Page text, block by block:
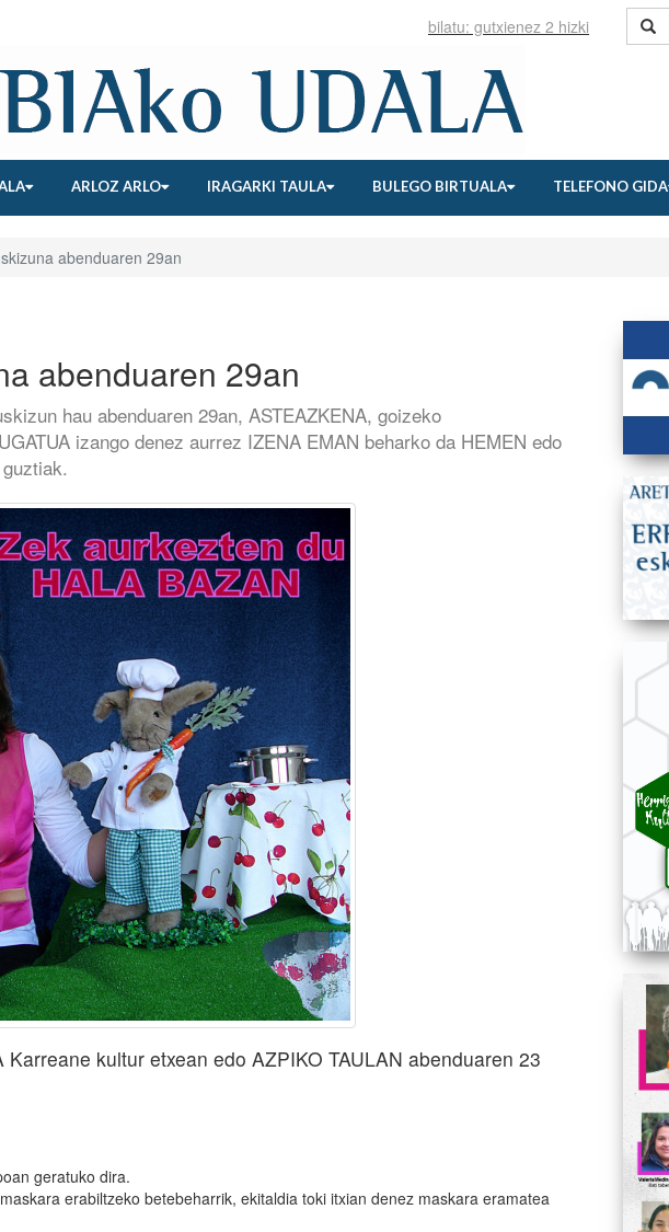
ARLOZ ARLO IRAGARKI TAULA BULEGO BIRTUALA TELEFONO GIDA
abenduaren 29an
abenduaren 29an
hau abenduaren 29an, ASTEAZKENA, goizeko
izango denez aurrez IZENA EMAN beharko da HEMEN edo
Karreane kultur etxean edo AZPIKO TAULAN abenduaren 23
geratuko dira.
erabiltzeko betebeharrik, ekitaldia toki itxian denez maskara eramatea